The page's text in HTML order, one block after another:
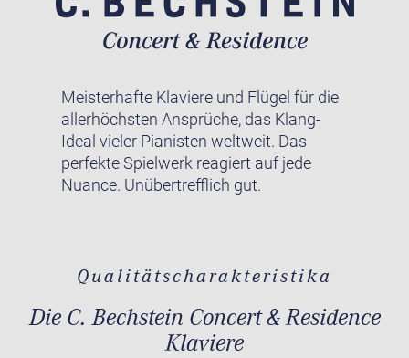
Meisterhafte Klaviere und Flügel für die
allerhöchsten Ansprüche, das Klang-
Ideal vieler Pianisten weltweit. Das
perfekte Spielwerk reagiert auf jede
Nuance. Unübertrefflich gut.
Qualitätscharakteristika
Die C. Bechstein Concert & Residence
Klaviere